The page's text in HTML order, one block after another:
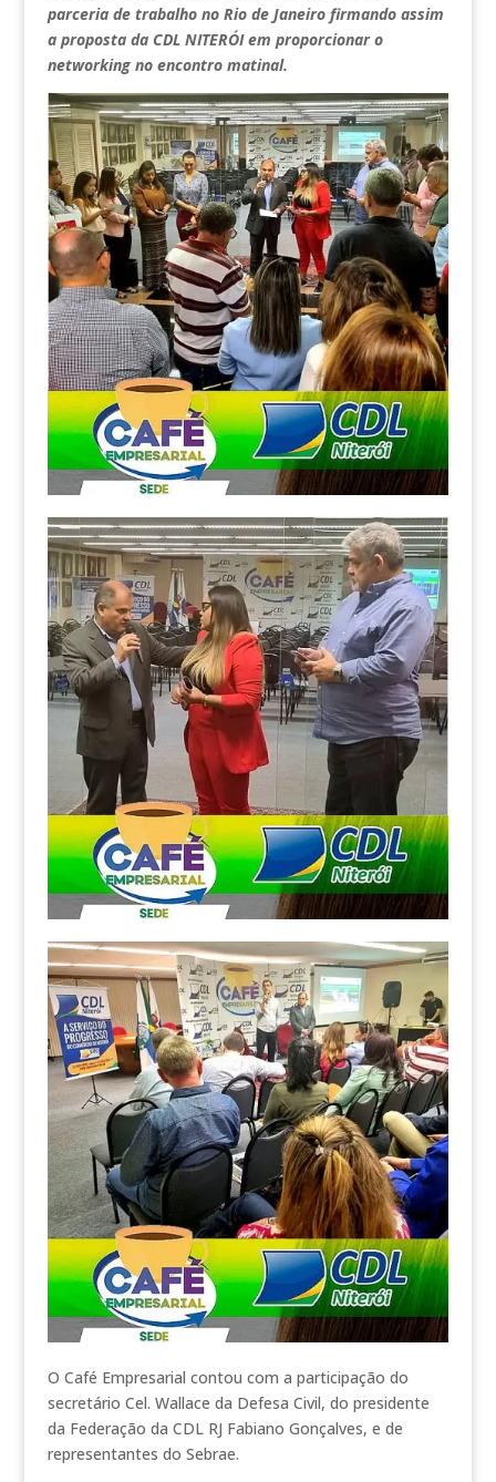
parceria de trabalho no Rio de Janeiro firmando assim
a proposta da CDL NITERÓI em proporcionar o
networking no encontro matinal.
O Café Empresarial contou com a participação do
secretário Cel. Wallace da Defesa Civil, do presidente
da Federação da CDL RJ Fabiano Gonçalves, e de
representantes do Sebrae.